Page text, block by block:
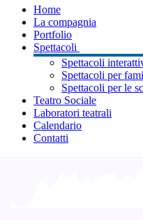
Home
La compagnia
Portfolio
Spettacoli
Spettacoli
Spettacoli per
Spettacoli per le
Teatro Sociale
Laboratori teatrali
Calendario
Contatti